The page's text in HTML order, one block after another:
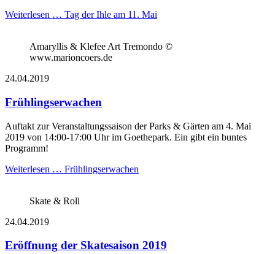
Weiterlesen … Tag der Ihle am 11. Mai
Amaryllis & Klefee Art Tremondo ©
www.marioncoers.de
24.04.2019
Frühlingserwachen
Auftakt zur Veranstaltungssaison der Parks & Gärten am 4. Mai
2019 von 14:00-17:00 Uhr im Goethepark. Ein gibt ein buntes
Programm!
Weiterlesen … Frühlingserwachen
Skate & Roll
24.04.2019
Eröffnung der Skatesaison 2019